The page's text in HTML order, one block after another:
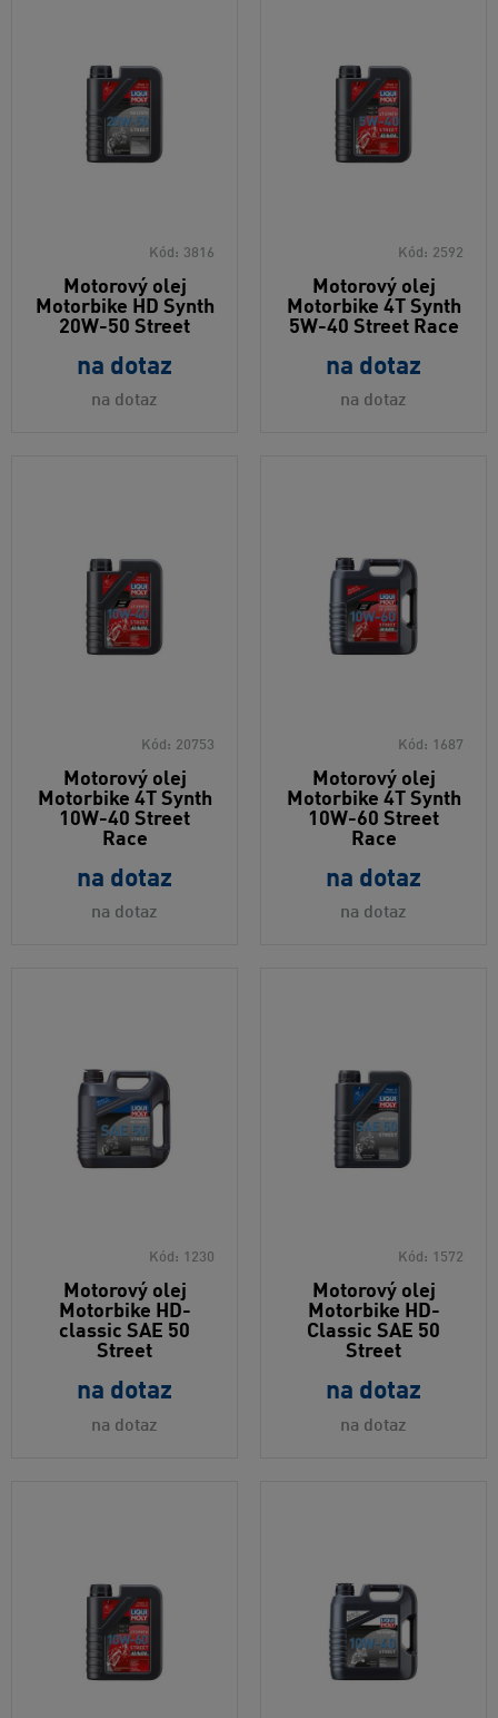
Kód: 3816
Motorový olej
Motorbike HD Synth
20W-50 Street
na dotaz
na dotaz
Kód: 2592
Motorový olej
Motorbike 4T Synth
5W-40 Street Race
na dotaz
na dotaz
Kód: 20753
Motorový olej
Motorbike 4T Synth
10W-40 Street
Race
na dotaz
na dotaz
Kód: 1687
Motorový olej
Motorbike 4T Synth
10W-60 Street
Race
na dotaz
na dotaz
Kód: 1230
Motorový olej
Motorbike HD-
classic SAE 50
Street
na dotaz
na dotaz
Kód: 1572
Motorový olej
Motorbike HD-
Classic SAE 50
Street
na dotaz
na dotaz